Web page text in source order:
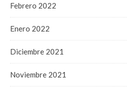
Febrero 2022
Enero 2022
Diciembre 2021
Noviembre 2021